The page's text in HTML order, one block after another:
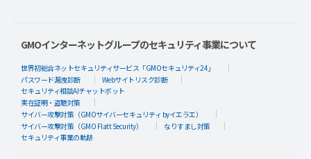
GMOインターネットグループのセキュリティ事業について
世界初総合ネットセキュリティサービス「GMOセキュリティ24」
パスワード漏洩診断
Webサイトリスク診断
セキュリティ相談AIチャットボット
実在証明・盗聴対策
サイバー攻撃対策（GMOサイバーセキュリティ byイエラエ）
サイバー攻撃対策（GMO Flatt Security）
なりすまし対策
セキュリティ事業の軌跡